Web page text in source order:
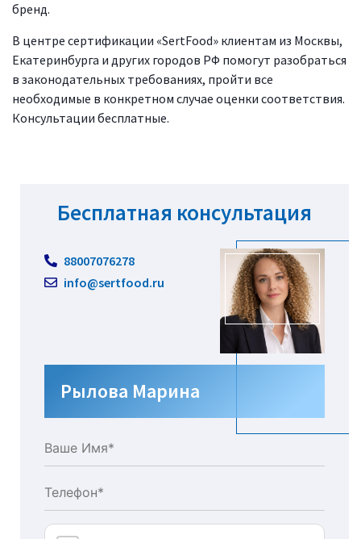
бренд.
В центре сертификации «SertFood» клиентам из Москвы,
Екатеринбурга и других городов РФ помогут разобраться
в законодательных требованиях, пройти все
необходимые в конкретном случае оценки соответствия.
Консультации бесплатные.
Бесплатная консультация
88007076278
info@sertfood.ru
Рылова Марина